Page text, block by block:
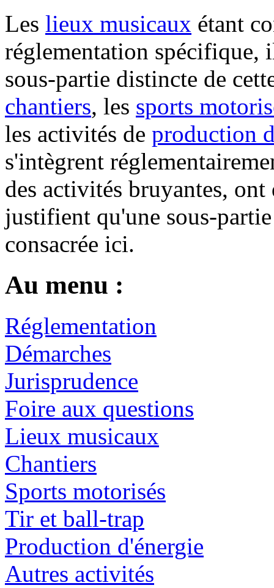
Les lieux musicaux étant
réglementation spécifique,
sous-partie distincte de
chantiers, les sports
les activités de production
s'intègrent
des activités bruyantes,
justifient qu'une sous-
consacrée ici.
Au menu :
Réglementation
Démarches
Jurisprudence
Foire aux questions
Lieux musicaux
Chantiers
Sports motorisés
Tir et ball-trap
Production d'énergie
Autres activités